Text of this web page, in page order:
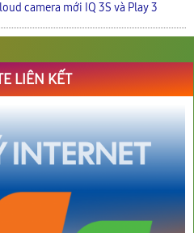
camera mới IQ 3S và Play 3
LIÊN KẾT